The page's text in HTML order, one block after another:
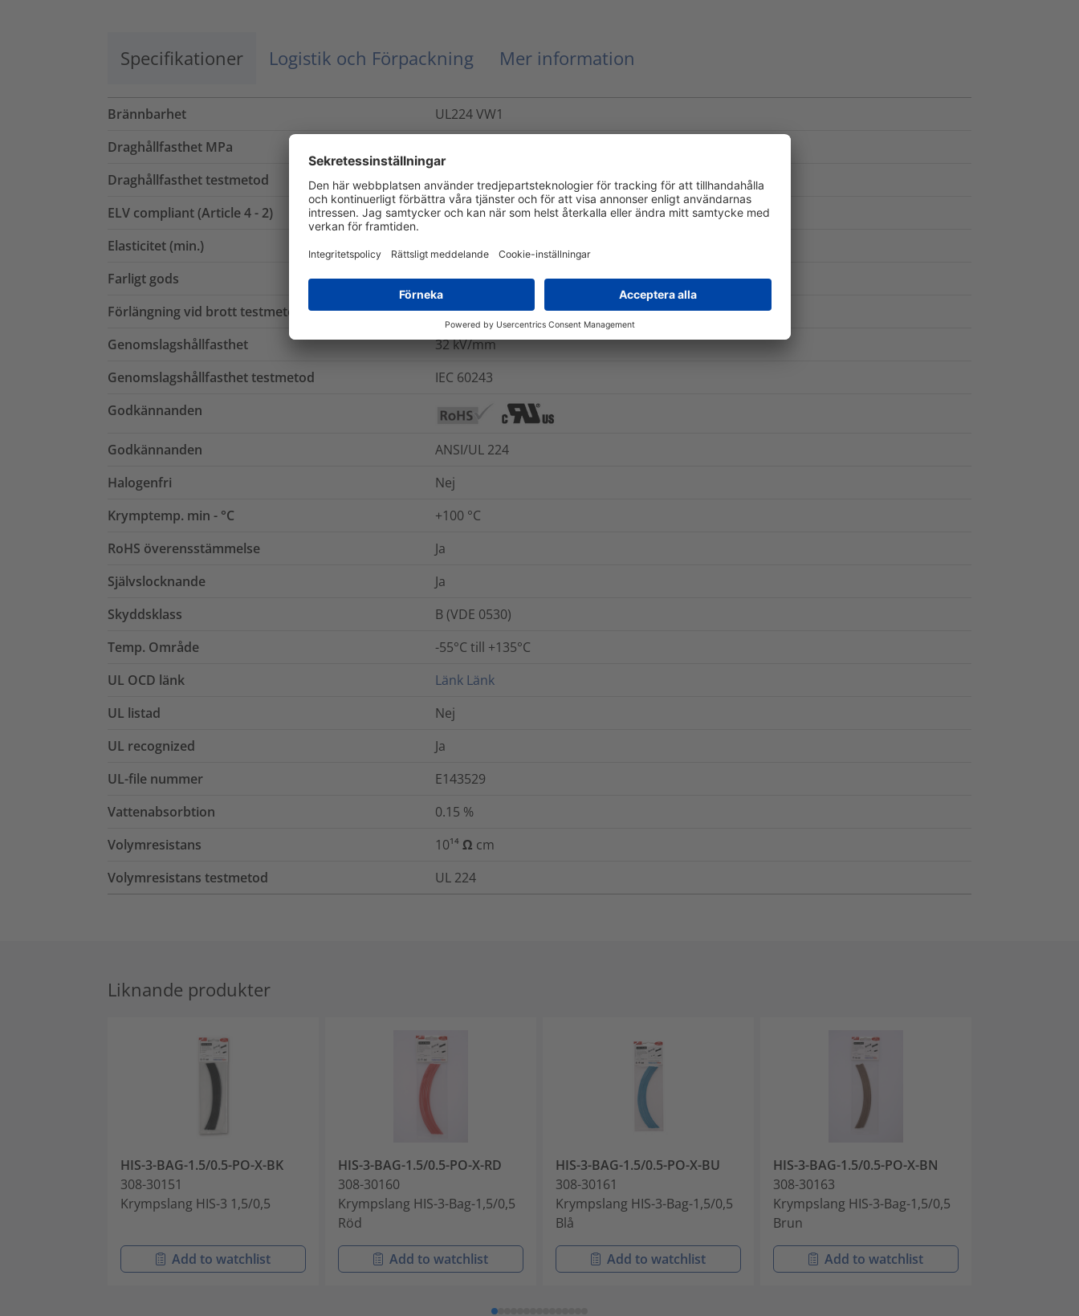
Specifikationer Logistik och Förpackning Mer information
Brännbarhet
UL224 VW1
Draghållfasthet MPa
Draghållfasthet testmetod
ASTM D2671
ELV compliant (Article 4 - 2)
Ja
Elasticitet (min.)
Farligt gods
Nej
Förlängning vid brott testmetod
ASTM D2671
Genomslagshållfasthet
32kV/mm
Genomslagshållfasthet testmetod
IEC 60243
Godkännanden
Godkännanden
ANSI/UL 224
Halogenfri
Nej
Krymptemp. min - °C
+100 °C
RoHS överensstämmelse
Ja
Självslocknande
Ja
Skyddsklass
B (VDE 0530)
Temp. Område
-55°C till +135°C
UL OCD länk
Länk Länk
UL listad
Nej
UL recognized
Ja
UL-file nummer
E143529
Vattenabsorbtion
0.15 %
Volymresistans
10¹⁴ Ω cm
Volymresistans testmetod
UL 224
Liknande produkter
HIS-3-BAG-1.5/0.5-PO-X-BK
308-30151
Krympslang HIS-3 1,5/0,5
Add to watchlist
HIS-3-BAG-1.5/0.5-PO-X-RD
308-30160
Krympslang HIS-3-Bag-1,5/0,5
Röd
Add to watchlist
HIS-3-BAG-1.5/0.5-PO-X-BU
308-30161
Krympslang HIS-3-Bag-1,5/0,5
Blå
Add to watchlist
HIS-3-BAG-1.5/0.5-PO-X-BN
308-30163
Krympslang HIS-3-Bag-1,5/0,5
Brun
Add to watchlist